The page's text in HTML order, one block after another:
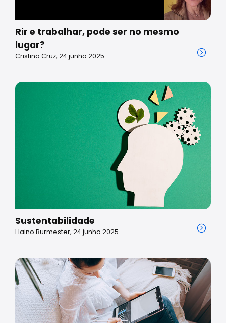
Rir e trabalhar, pode ser no mesmo
lugar?
Cristina Cruz, 24 junho 2025
Sustentabilidade
Haino Burmester, 24 junho 2025